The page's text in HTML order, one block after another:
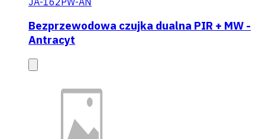
Bezprzewodowa czujka dualna PIR + MW -
Antracyt